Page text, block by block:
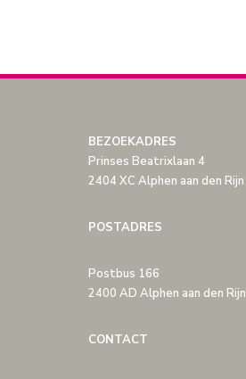
BEZOEKADRES
Prinses Beatrixlaan 4
2404 XC Alphen aan den Rijn
POSTADRES
Postbus 166
2400 AD Alphen aan den Rijn
CONTACT